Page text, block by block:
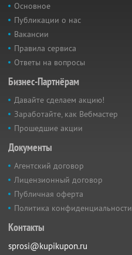
Основное
Публикации о нас
Вакансии
Правила сервиса
Ответы на вопросы
Бизнес-Партнёрам
Давайте сделаем акцию!
Заработайте, как Вебмастер
Прошедшие акции
Документы
Агентский договор
Лицензионный договор
Публичная оферта
Политика конфиденциальности
Контакты
sprosi@kupikupon.ru